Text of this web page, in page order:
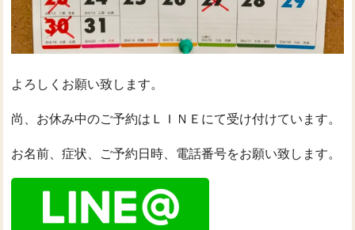
よろしくお願い致します。
尚、お休み中のご予約はＬＩＮＥにて受け付けています。
お名前、症状、ご予約日時、電話番号をお願い致します。